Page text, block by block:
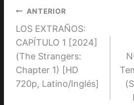
Navegación
de
entradas
ANTERIOR
LOS EXTRAÑOS:
CAPÍTULO 1 [2024]
(The Strangers:
Chapter 1) [HD
720p, Latino/Inglés]